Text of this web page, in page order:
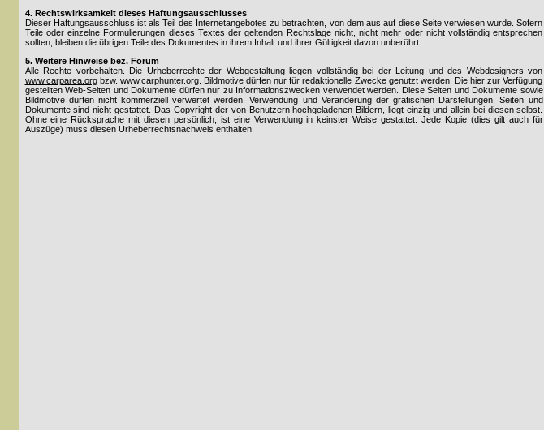
4. Rechtswirksamkeit dieses Haftungsausschlusses
Dieser Haftungsausschluss ist als Teil des Internetangebotes zu betrachten, von dem aus auf diese Seite verwiesen wurde. Sofern
Teile oder einzelne Formulierungen dieses Textes der geltenden Rechtslage nicht, nicht mehr oder nicht vollständig entsprechen
sollten, bleiben die übrigen Teile des Dokumentes in ihrem Inhalt und ihrer Gültigkeit davon unberührt.
5. Weitere Hinweise bez. Forum
Alle Rechte vorbehalten. Die Urheberrechte der Webgestaltung liegen vollständig bei der Leitung und des Webdesigners von
www.carparea.orgbzw. www.carphunter.org. Bildmotive dürfen nur für redaktionelle Zwecke genutzt werden. Die hier zur Verfügung
gestellten Web-Seiten und Dokumente dürfen nur zu Informationszwecken verwendet werden. Diese Seiten und Dokumente sowie
Bildmotive dürfen nicht kommerziell verwertet werden. Verwendung und Veränderung der grafischen Darstellungen, Seiten und
Dokumente sind nicht gestattet. Das Copyright der von Benutzern hochgeladenen Bildern, liegt einzig und allein bei diesen selbst.
Ohne eine Rücksprache mit diesen persönlich, ist eine Verwendung in keinster Weise gestattet. Jede Kopie (dies gilt auch für
Auszüge) muss diesen Urheberrechtsnachweis enthalten.